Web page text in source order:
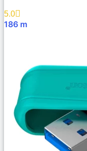
5.0
186 m